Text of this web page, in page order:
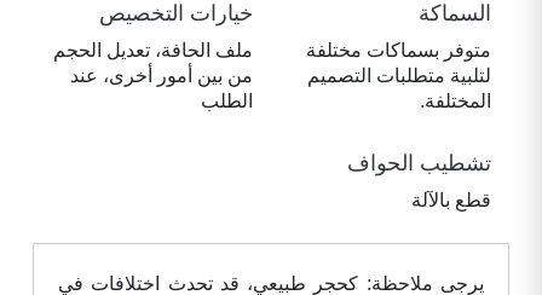
السماكة
متوفر بسماكات مختلفة
لتلبية متطلبات التصميم
المختلفة.
خيارات التخصيص
ملف الحافة، تعديل الحجم
من بين أمور أخرى، عند
الطلب
تشطيب الحواف
قطع بالآلة
يرجى ملاحظة: كحجر طبيعي، قد تحدث اختلافات في